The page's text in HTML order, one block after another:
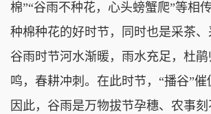
棉”“谷雨不种花，心头螃蟹爬”等相
种棉种花的好时节，同时也是采茶、
谷雨时节河水渐暖，雨水充足，杜
鸣，春耕冲刺。在此时节，“播谷”催
因此，谷雨是万物拔节孕穗、农事